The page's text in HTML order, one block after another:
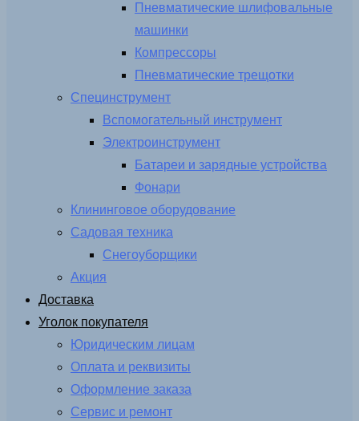
Пневматические шлифовальные
машинки
Компрессоры
Пневматические трещотки
Специнструмент
Вспомогательный инструмент
Электроинструмент
Батареи и зарядные устройства
Фонари
Клининговое оборудование
Садовая техника
Снегоуборщики
Акция
Доставка
Уголок покупателя
Юридическим лицам
Оплата и реквизиты
Оформление заказа
Сервис и ремонт